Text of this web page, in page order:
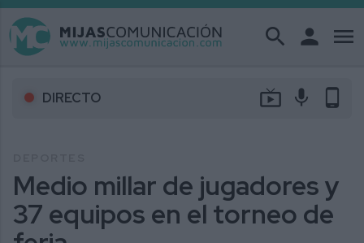
search person menu
DIRECTO live_tv mic phone_android
Medio millar de jugadores y
37 equipos en el torneo de